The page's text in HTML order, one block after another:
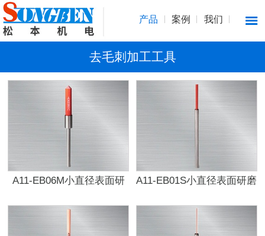
产品 案例 我们
去毛刺加工工具
A11-EB06M小直径表面研
A11-EB01S小直径表面研磨